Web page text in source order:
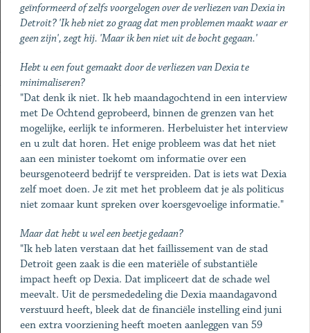
geïnformeerd of zelfs voorgelogen over de verliezen van Dexia in
Detroit? 'Ik heb niet zo graag dat men problemen maakt waar er
geen zijn', zegt hij. 'Maar ik ben niet uit de bocht gegaan.'
Hebt u een fout gemaakt door de verliezen van Dexia te
minimaliseren?
"Dat denk ik niet. Ik heb maandagochtend in een interview
met De Ochtend geprobeerd, binnen de grenzen van het
mogelijke, eerlijk te informeren. Herbeluister het interview
en u zult dat horen. Het enige probleem was dat het niet
aan een minister toekomt om informatie over een
beursgenoteerd bedrijf te verspreiden. Dat is iets wat Dexia
zelf moet doen. Je zit met het probleem dat je als politicus
niet zomaar kunt spreken over koersgevoelige informatie."
Maar dat hebt u wel een beetje gedaan?
"Ik heb laten verstaan dat het faillissement van de stad
Detroit geen zaak is die een materiële of substantiële
impact heeft op Dexia. Dat impliceert dat de schade wel
meevalt. Uit de persmededeling die Dexia maandagavond
verstuurd heeft, bleek dat de financiële instelling eind juni
een extra voorziening heeft moeten aanleggen van 59